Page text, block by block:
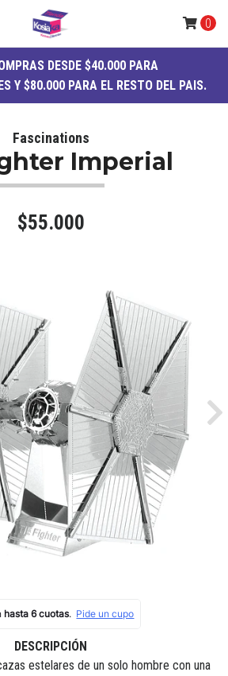
DESDE $40.000 PARA
Y $80.000 PARA EL RESTO DEL PAIS.
0
Fascinations
Imperial
$55.000
DESCRIPCIÓN
estelares de un solo hombre con una